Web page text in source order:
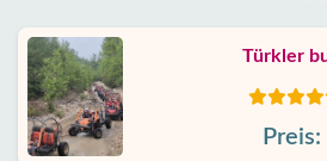
Türkler
Preis: